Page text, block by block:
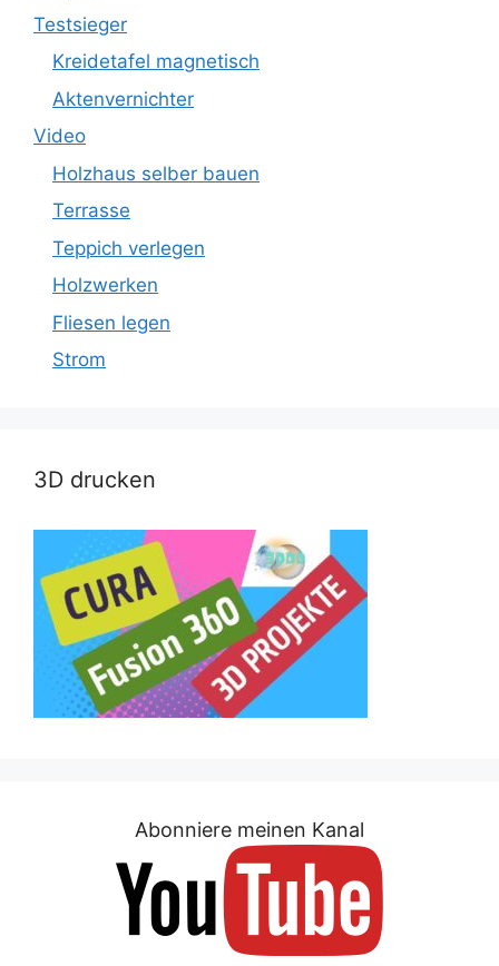
Testsieger
Kreidetafel magnetisch
Aktenvernichter
Video
Holzhaus selber bauen
Terrasse
Teppich verlegen
Holzwerken
Fliesen legen
Strom
3D drucken
Abonniere meinen Kanal